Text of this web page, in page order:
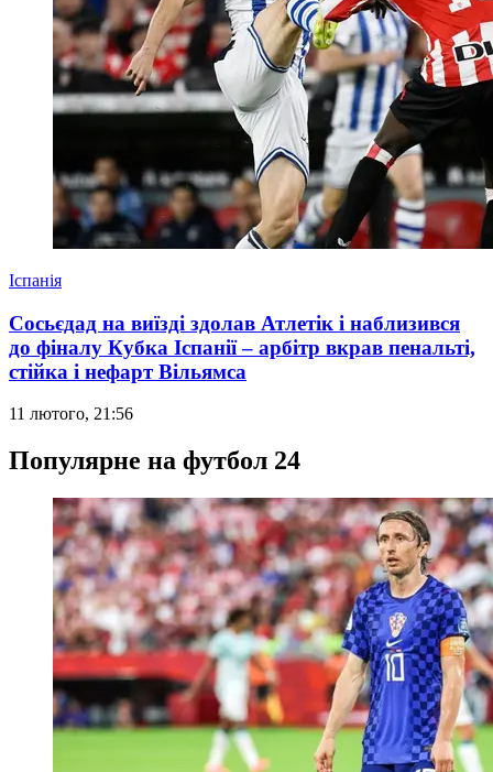
Іспанія
Сосьєдад на виїзді здолав Атлетік і наблизився
до фіналу Кубка Іспанії – арбітр вкрав пенальті,
стійка і нефарт Вільямса
11 лютого, 21:56
Популярне на футбол 24